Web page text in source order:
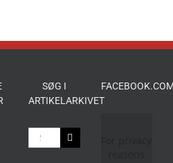
SØG I
ARTIKELARKIVET
Søg
efter: